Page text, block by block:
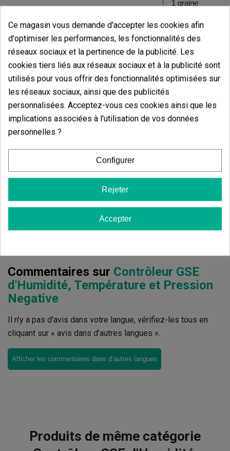
Ajouter au panier
Avis des clients
5 étoiles
100.00%
4 étoiles
3 étoiles
2 étoiles
1 étoiles
0.00%
Écrivez votre commentaire
5 Valorisations globales
Commentaires sur Contrôleur GSE
d'Humidité, Température et Pression
Negative
Il n'y a pas d'avis dans votre langue, vérifiez-les tous en
cliquant sur « avis dans d'autres langues ».
Afficher les commentaires dans d’autres langues
Produits de même catégorie
Ce magasin vous demande d'accepter les cookies afin
d'optimiser les performances, les fonctionnalités des
réseaux sociaux et la pertinence de la publicité. Les
cookies tiers liés aux réseaux sociaux et à la publicité sont
utilisés pour vous offrir des fonctionnalités optimisées sur
les réseaux sociaux, ainsi que des publicités
personnalisées. Acceptez-vous ces cookies ainsi que les
implications associées à l'utilisation de vos données
personnelles ?
Configurer
Rejeter
Accepter